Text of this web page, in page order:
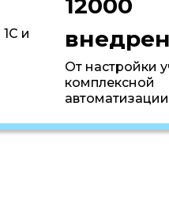
и
12000
От настройки
комплексной
автоматизации